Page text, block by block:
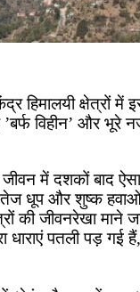
क्षेत्रों में
विहीन’ और भूरे
जीवन में दशकों बाद
धूप और शुष्क हवाओं
की जीवनरेखा
धाराएं पतली पड़